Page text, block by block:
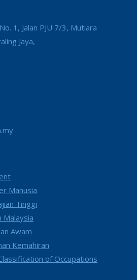
1, Jalan PJU 7/3, Mutiara
Jaya,
Manusia
Tinggi
Malaysia
Awam
Kemahiran
of Occupations